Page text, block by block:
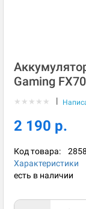
Gaming
★ ★ ★ ★ ★ |
2 190 р.
Код товара:
Характеристики
есть в наличии